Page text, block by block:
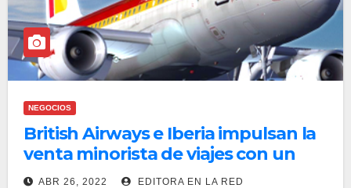
NEGOCIOS
British Airways e Iberia impulsan la
venta minorista de viajes con un
acuerdo con TravelSky
ABR 26, 2022 EDITORA EN LA RED